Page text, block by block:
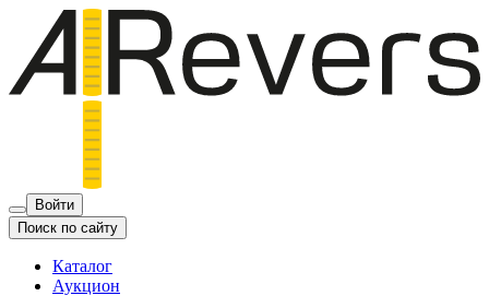
Войти
Поиск по сайту
Каталог
Аукцион